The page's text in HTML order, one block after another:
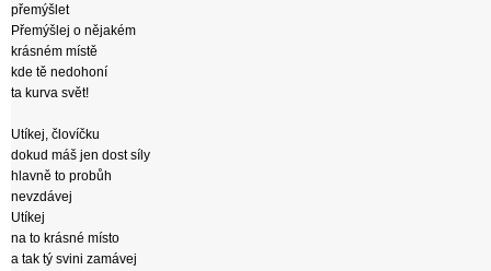
přemýšlet
Přemýšlej o nějakém
krásném místě
kde tě nedohoní
ta kurva svět!
Utíkej, človíčku
dokud máš jen dost síly
hlavně to probůh
nevzdávej
Utíkej
na to krásné místo
a tak tý svini zamávej